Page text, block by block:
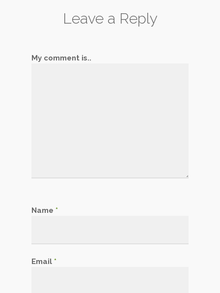
Leave a Reply
My comment is..
Name *
Email *